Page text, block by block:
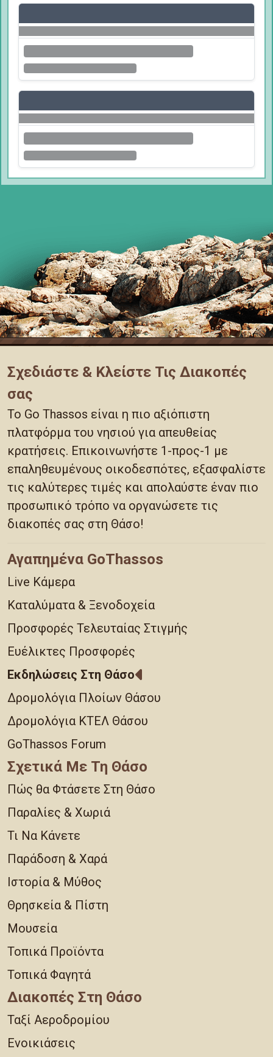
Σχεδιάστε & Κλείστε Τις Διακοπές
σας
Το Go Thassos είναι η πιο αξιόπιστη
πλατφόρμα του νησιού για απευθείας
κρατήσεις. Επικοινωνήστε 1-προς-1 με
επαληθευμένους οικοδεσπότες, εξασφαλίστε
τις καλύτερες τιμές και απολαύστε έναν πιο
προσωπικό τρόπο να οργανώσετε τις
διακοπές σας στη Θάσο!
Αγαπημένα GoThassos
Live Κάμερα
Καταλύματα & Ξενοδοχεία
Προσφορές Τελευταίας Στιγμής
Ευέλικτες Προσφορές
Εκδηλώσεις Στη Θάσο
Δρομολόγια Πλοίων Θάσου
Δρομολόγια ΚΤΕΛ Θάσου
GoThassos Forum
Σχετικά Με Τη Θάσο
Πώς θα Φτάσετε Στη Θάσο
Παραλίες & Χωριά
Τι Να Κάνετε
Παράδοση & Χαρά
Ιστορία & Μύθος
Θρησκεία & Πίστη
Μουσεία
Τοπικά Προϊόντα
Τοπικά Φαγητά
Διακοπές Στη Θάσο
Ταξί Αεροδρομίου
Ενοικιάσεις